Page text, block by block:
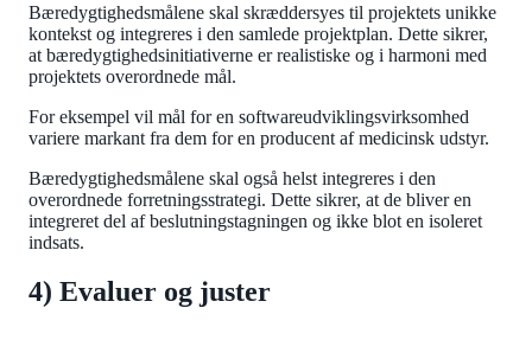
Bæredygtighedsmålene skal skræddersyes til projektets unikke
kontekst og integreres i den samlede projektplan. Dette sikrer,
at bæredygtighedsinitiativerne er realistiske og i harmoni med
projektets overordnede mål.
For eksempel vil mål for en softwareudviklingsvirksomhed
variere markant fra dem for en producent af medicinsk udstyr.
Bæredygtighedsmålene skal også helst integreres i den
overordnede forretningsstrategi. Dette sikrer, at de bliver en
integreret del af beslutningstagningen og ikke blot en isoleret
indsats.
4) Evaluer og juster